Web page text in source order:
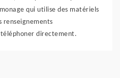
qui utilise des matériels
renseignements
directement.